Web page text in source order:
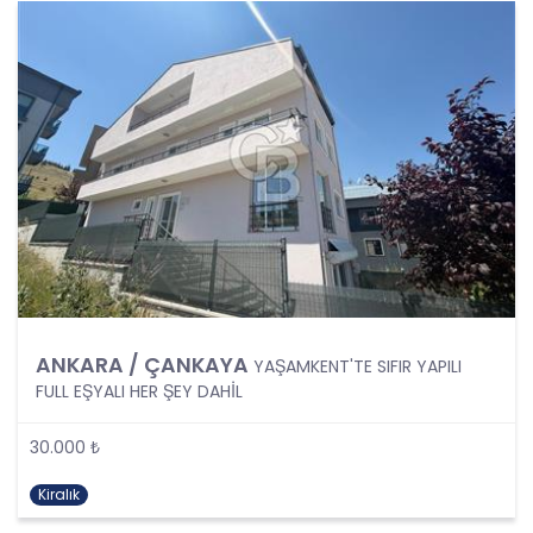
Şartlarından Bir veya Birkaçına Dayalı Olarak
Kanunun 4. Maddedeki Temel İlkelerin Tümüne
Uygun Şekilde Yürütülmesi
Kişisel veriler kural olarak, KVK Kanunu’nun 5.
maddesinde belirtilen şartlardan bir veya
birkaçına uygun olarak işlenecek CB Gayrimenkul
Franchising Pazarlama ve Danışmanlık Hizmetleri
A.Ş. tarafından, Şirket iş birimlerinin yürütmekte
olduğu kişisel veri işleme faaliyetlerinin bu
şartlardan bir veya bir kaçına dayalı olarak
yürütülüp yürütülmediği tespit edilecek, bu
şartlardan bir veya bir kaçını sağlamayan kişisel
almayacaktır. Kişisel veri işleme faaliyetlerinin
kişisel veri işleme şartlarından bir veya birkaçına
dayalı olarak yürütülmesinin sağlanmasının yanı
Kanunu’nun 4üncü maddesinde belirtilen ve
uygun hareket edilmesi ve söz konusu ilkeleri
içinde barındırması sağlanacaktır. Özel nitelikteki
ANKARA / ÇANKAYA YAŞAMKENT'TE SIFIR YAPILI
FULL EŞYALI HER ŞEY DAHİL
30.000 ₺
Kiralık